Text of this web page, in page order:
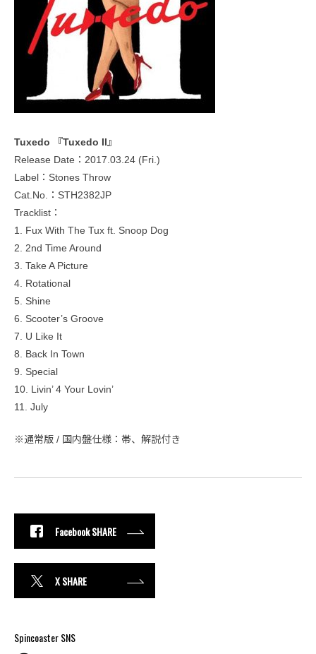
Tuxedo 『Tuxedo II』
Release Date：2017.03.24 (Fri.)
Label：Stones Throw
Cat.No.：STH2382JP
Tracklist：
1. Fux With The Tux ft. Snoop Dog
2. 2nd Time Around
3. Take A Picture
4. Rotational
5. Shine
6. Scooter’s Groove
7. U Like It
8. Back In Town
9. Special
10. Livin’ 4 Your Lovin’
11. July
※通常版 / 国内盤仕様：帯、解説付き
Facebook SHARE
X SHARE
Spincoaster SNS